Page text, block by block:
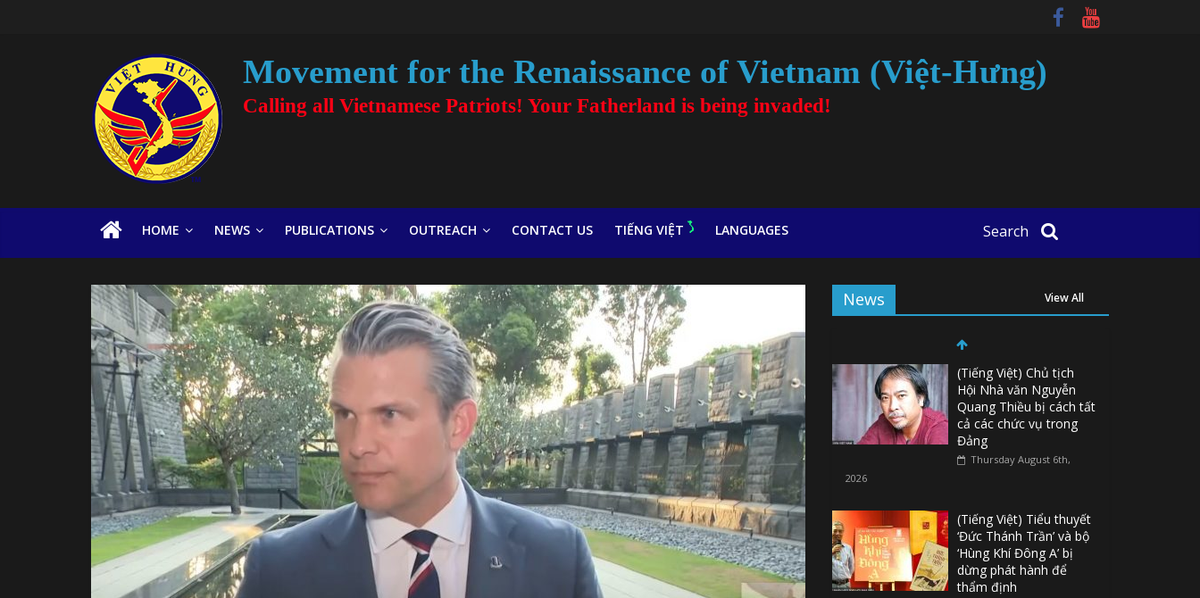
Movement for the Renaissance of Vietnam (Việt-Hưng)
Calling all Vietnamese Patriots! Your Fatherland is being invaded!
HOME NEWS PUBLICATIONS OUTREACH CONTACT US TIẾNG VIỆT LANGUAGES Search
News View All
(Tiếng Việt) Chủ tịch
Hội Nhà văn Nguyễn
Quang Thiều bị cách tất
cả các chức vụ trong
Đảng
Thursday August 6th,
2026
(Tiếng Việt) Tiểu thuyết
‘Đức Thánh Trần’ và bộ
‘Hùng Khí Đông A’ bị
dừng phát hành để
thẩm định